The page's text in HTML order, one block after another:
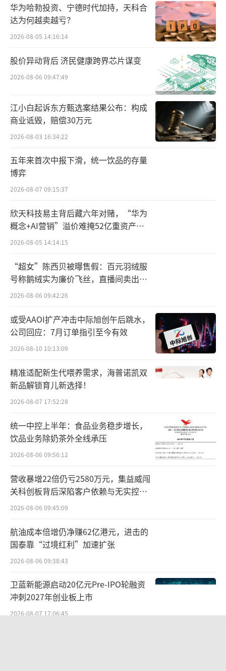
今年4月，证监会发布的《关于严格执行退
市制度的意见》明确指出，一旦上市公司的股
票收盘价连续20个交易日低于1元，将触发面值
退市机制，公司股票面临被终止上市的风险。
为了改变股价跌跌不休的现状，6月25日，
海航控股刚发布《2024年度“提质增效重回
报”行动方案》，方案称，2024年公司将不断
总结前期精细化管理经验，持续提升精细化管
理水平，为全体股东创造效益。
此外，海航控股还提及，公司将与卖方机
提高市场关注度，推动股票合理估值；在不增
加总股本的情况下持续增厚公司净资产，适时
评估通过股份回购、注销等多种方式进行市值
管理的可行性。
事实上，海航控股的困境并非个案，在过
现，低价股票遭受了重创，导致其价格急剧下
滑。
截至当前，已经有*ST巴安、ST迪马、ST
亿利、ST爱康等公司因连续二十个交易日不足1
元面值，而被退市或等待进入退市整理。
不过，相比之下，海航控股的市值仍超过4
00亿元。截至3月31日，海航控股的股东户数接
近38.76万，人均流通股8.58万股，人均持股金
与此同时，不同于大多数濒临退市公司业
绩的常年亏损，“易主”方大集团两年多来，
海航控股业绩明显改善。
据了解，引入方大集团半年后，海航控股
帽，更名为海航控股，标志着“新海航”逐步
走出昔日阴影。
华为哈勃投资、宁德时代加持，天科合
达为何越卖越亏？
2026-08-05 14:16:14
股价异动背后 济民健康跨界芯片谋变
2026-08-06 09:47:49
江小白起诉东方甄选案结果公布：构成
商业诋毁，赔偿30万元
2026-08-03 16:34:22
五年来首次中报下滑，统一饮品的存量
博弈
2026-08-07 09:15:37
欣天科技易主背后藏六年对赌，“华为
概念+AI营销”溢价难掩52亿重资产考
验
2026-08-05 14:14:15
“超女”陈西贝被曝售假：百元羽绒服
号称鹅绒实为廉价飞丝，直播间卖出超
百万元
2026-08-06 09:42:26
或受AAOI扩产冲击中际旭创午后跳水，
公司回应：7月订单指引至今有效
2026-08-10 10:13:09
精准适配新生代喂养需求，海普诺凯双
新品解锁育儿新选择！
2026-08-07 17:52:28
统一中控上半年：食品业务稳步增长，
饮品业务除奶茶外全线承压
2026-08-06 09:56:12
营收暴增22倍仍亏2580万元，集益威闯
关科创板背后深陷客户依赖与无实控人
困局
2026-08-06 09:45:09
航油成本倍增仍净赚62亿港元，进击的
国泰靠“过境红利”加速扩张
2026-08-06 09:38:43
卫蓝新能源启动20亿元Pre-IPO轮融资
冲刺2027年创业板上市
2026-08-07 17:06:45